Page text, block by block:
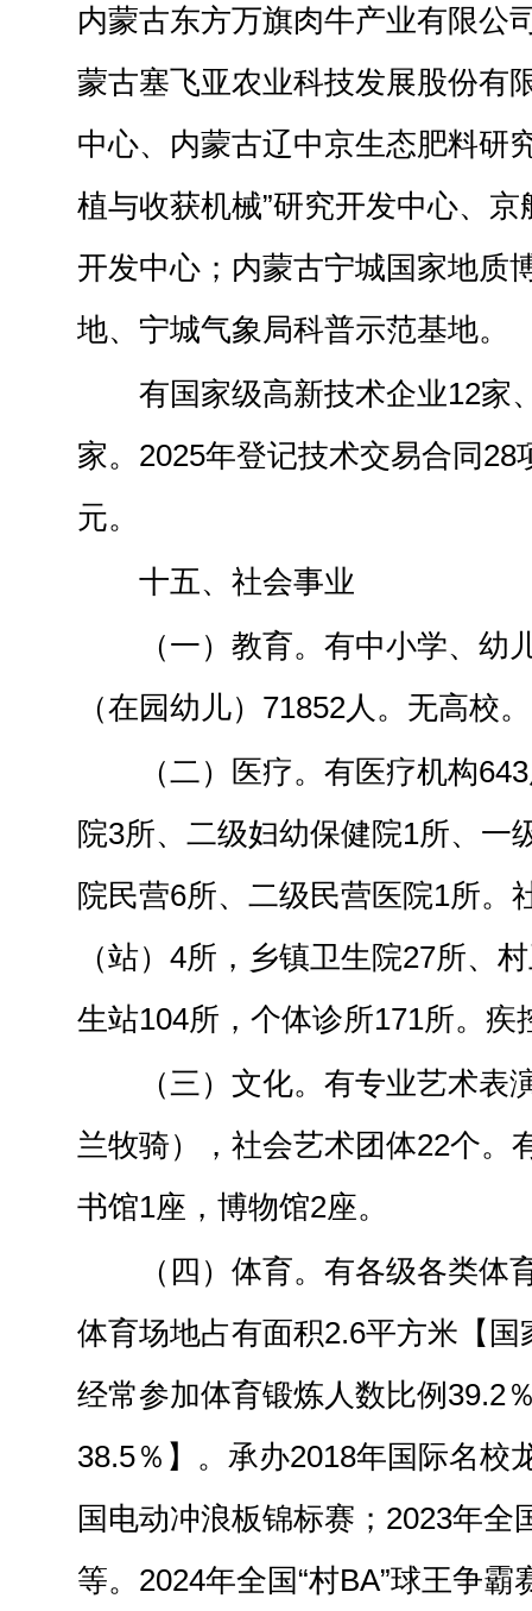
内蒙古东方万旗肉牛产业有限公
蒙古塞飞亚农业科技发展股份有
中心、内蒙古辽中京生态肥料研
植与收获机械”研究开发中心、
开发中心；内蒙古宁城国家地质
地、宁城气象局科普示范基地。
有国家级高新技术企业12家
家。2025年登记技术交易合同28
元。
十五、社会事业
（一）教育。有中小学、幼
（在园幼儿）71852人。无高校。
（二）医疗。有医疗机构
院3所、二级妇幼保健院1所、一
院民营6所、二级民营医院1所。
（站）4所，乡镇卫生院27所、
生站104所，个体诊所171所。疾
（三）文化。有专业艺术表
兰牧骑），社会艺术团体22个。
书馆1座，博物馆2座。
（四）体育。有各级各类体
体育场地占有面积2.6平方米【
经常参加体育锻炼人数比例39.2
38.5％】。承办2018年国际名校
国电动冲浪板锦标赛；2023年全
等。2024年全国“村BA”球王争